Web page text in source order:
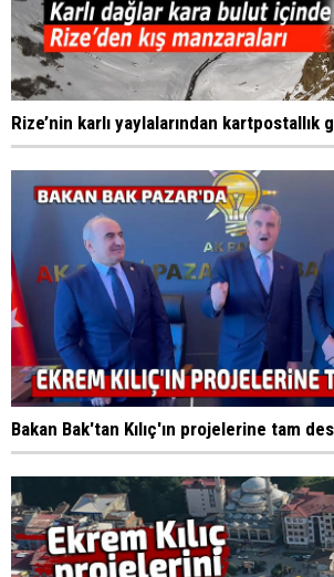
Rize’nin karlı yaylalarından kartpostallık
Bakan Bak'tan Kılıç'ın projelerine tam